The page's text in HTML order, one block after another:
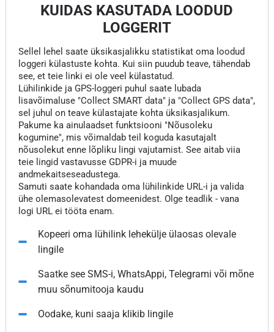
KUIDAS KASUTADA LOODUD
LOGGERIT
Sellel lehel saate üksikasjalikku statistikat oma loodud
loggeri külastuste kohta. Kui siin puudub teave, tähendab
see, et teie linki ei ole veel külastatud.
Lühilinkide ja GPS-loggeri puhul saate lubada
lisavõimaluse "Collect SMART data" ja "Collect GPS data",
sel juhul on teave külastajate kohta üksikasjalikum.
Pakume ka ainulaadset funktsiooni "Nõusoleku
kogumine", mis võimaldab teil koguda kasutajalt
nõusolekut enne lõpliku lingi vajutamist. See aitab viia
teie lingid vastavusse GDPR-i ja muude
andmekaitseseadustega.
Samuti saate kohandada oma lühilinkide URL-i ja valida
ühe olemasolevatest domeenidest. Olge teadlik - vana
logi URL ei tööta enam.
Kopeeri oma lühilink lehekülje ülaosas olevale
lingile
Saatke see SMS-i, WhatsAppi, Telegrami või mõne
muu sõnumitooja kaudu
Oodake, kuni saaja klikib lingile